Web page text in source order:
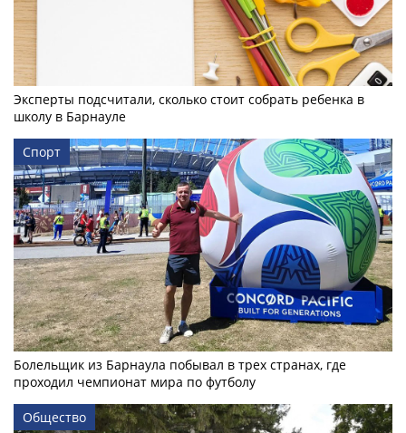
Эксперты подсчитали, сколько стоит собрать ребенка в
школу в Барнауле
Спорт
Болельщик из Барнаула побывал в трех странах, где
проходил чемпионат мира по футболу
Общество